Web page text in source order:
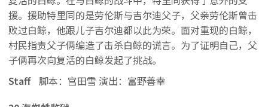
援。援助特里同的是劳伦斯与吉尔迪父子，父亲劳伦斯曾击
败过白鲸，他跟儿子吉尔迪都以此为荣。面对重现的白鲸，
村民指责父子俩编造了击杀白鲸的谎言。为了证明自己，父
子俩再次向复活的白鲸发起了挑战。
Staff
脚本：宫田雪 演出：富野善幸